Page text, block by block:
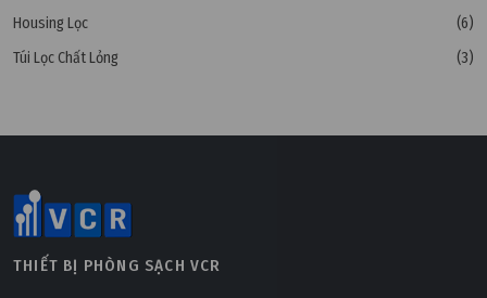
Housing Lọc
(6)
Túi Lọc Chất Lỏng
(3)
THIẾT BỊ PHÒNG SẠCH VCR